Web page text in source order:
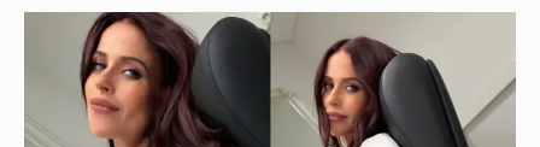
Мирослава Карпович подогрела слухи о
беременности новыми фото
4